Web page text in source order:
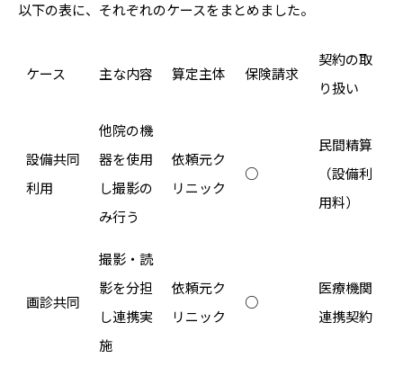
以下の表に、それぞれのケースをまとめました。
ケース 主な内容 算定主体 保険請求
契約の取
り扱い
設備共同
利用
他院の機
器を使用
し撮影の
み行う
依頼元ク
リニック
○
民間精算
（設備利
用料）
画診共同
撮影・読
影を分担
し連携実
施
依頼元ク
リニック
○
医療機関
連携契約